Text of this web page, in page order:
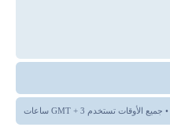
• جميع الأوقات تستخدم GMT + 3 ساعات